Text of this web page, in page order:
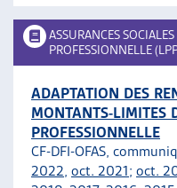
ASSURANCES SOCIALES
PROFESSIONNELLE
ADAPTATION DES
MONTANTS-LIMITES
PROFESSIONNELLE
CF-DFI-OFAS,
2022, oct. 2021; oct.